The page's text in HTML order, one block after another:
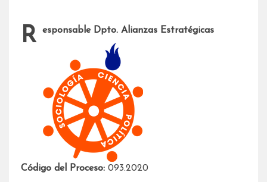
Responsable Dpto. Alianzas Estratégicas
Código del Proceso: 093.2020